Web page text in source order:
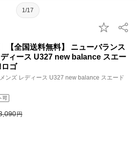
1/17
【全国送料無料】 ニューバランス
ィース U327 new balance スエー
ロゴ
ンズ レディース U327 new balance スエード
円